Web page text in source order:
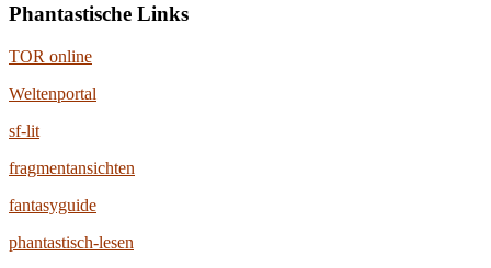
Phantastische Links
TOR online
Weltenportal
sf-lit
fragmentansichten
fantasyguide
phantastisch-lesen